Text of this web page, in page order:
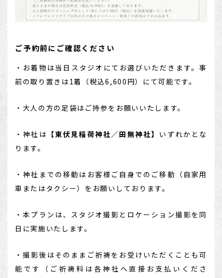
ご予約前にご確認ください
・お着物は当日スタジオにてお選びいただきます。事
前の取り置きは1着（税込6,600円）にて可能です。
・大人の方の足袋はご持参をお願いいたします。
・神社は 【東伏見稲荷神社／田無神社】 いずれかとな
ります。
・神社までの移動はお客様ご自身でのご移動（自家用
車またはタクシー）をお願いしております。
・本プランは、スタジオ撮影とロケーション撮影を同
日に実施いたします。
・撮影後はそのままご祈祷をお受けいただくことも可
能です（ご祈祷料は各神社へ直接お支払いくださ